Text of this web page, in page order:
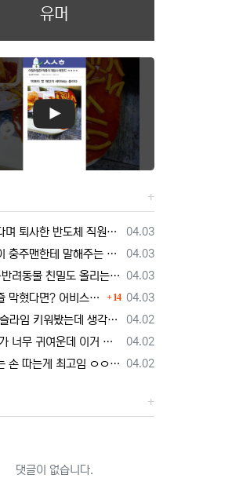
유머
등록일
04.03
농사짓겠다며 퇴사한 반도체 직원… 근황 밝혀짐
등록일
04.03
빠니보틀이 충주맨한테 말해주는 닭갈비의 정석
등록일
04.03
붉은사막-반려동물 친밀도 올리는 법, 강아지는 확정 고양이는 조건 확인
등록일
04.03
챕터9 퍼즐 막혔다면? 어비스 하늘길 + 3단계 퍼즐 공략 순서 정리 (길찾기 포함) 14
등록일
04.02
19 ㅋㅋ) 슬라임 키워봤는데 생각보다 건전함.manhwa
등록일
04.02
여군 소위가 너무 귀여운데 이거 정상 맞냐.manhwa
등록일
04.02
체했을때는 손 따는게 최고임 ㅇㅇ 외국인도 인정
댓글이 없습니다.